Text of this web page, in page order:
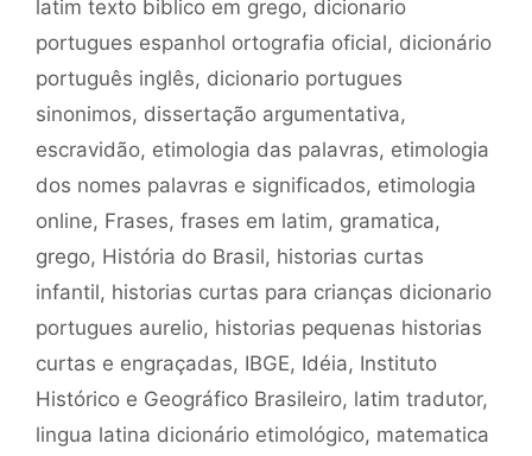
latim texto biblico em grego, dicionario
portugues espanhol ortografia oficial, dicionário
português inglês, dicionario portugues
sinonimos, dissertação argumentativa,
escravidão, etimologia das palavras, etimologia
dos nomes palavras e significados, etimologia
online, Frases, frases em latim, gramatica,
grego, História do Brasil, historias curtas
infantil, historias curtas para crianças dicionario
portugues aurelio, historias pequenas historias
curtas e engraçadas, IBGE, Idéia, Instituto
Histórico e Geográfico Brasileiro, latim tradutor,
lingua latina dicionário etimológico, matematica